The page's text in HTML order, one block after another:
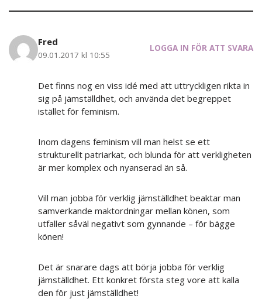
Fred
09.01.2017 kl 10:55
LOGGA IN FÖR ATT SVARA
Det finns nog en viss idé med att uttryckligen rikta in
sig på jämställdhet, och använda det begreppet
istället för feminism.
Inom dagens feminism vill man helst se ett
strukturellt patriarkat, och blunda för att verkligheten
är mer komplex och nyanserad än så.
Vill man jobba för verklig jämställdhet beaktar man
samverkande maktordningar mellan könen, som
utfaller såväl negativt som gynnande – för bägge
könen!
Det är snarare dags att börja jobba för verklig
jämställdhet. Ett konkret första steg vore att kalla
den för just jämställdhet!